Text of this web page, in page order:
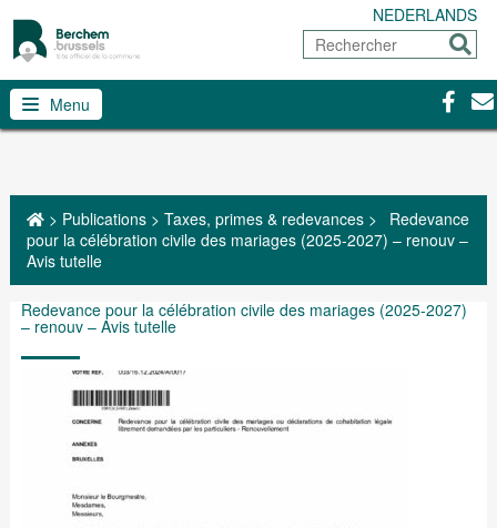
NEDERLANDS
Rechercher
Menu
> Publications> Taxes, primes & redevances>
Redevance
pour la célébration civile des mariages (2025-2027) – renouv –
Avis tutelle
Redevance pour la célébration civile des mariages (2025-2027)
– renouv – Avis tutelle